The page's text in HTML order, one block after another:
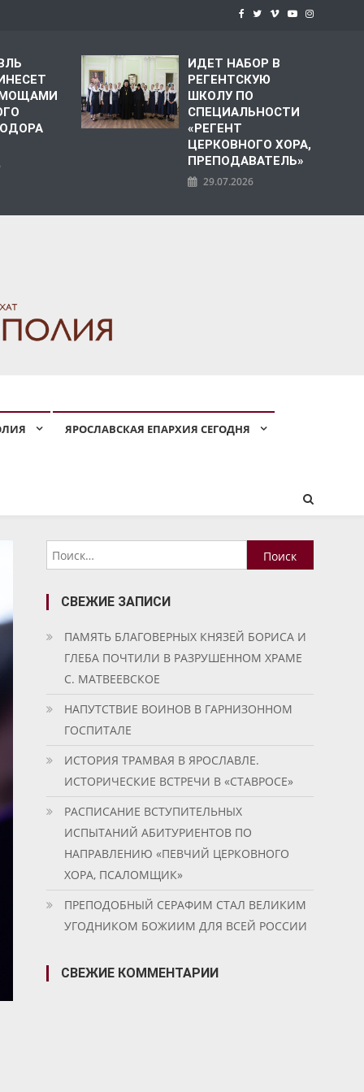
МОЩАМИ
ИДЕТ НАБОР В
РЕГЕНТСКУЮ
ШКОЛУ ПО
СПЕЦИАЛЬНОСТИ
«РЕГЕНТ
ЦЕРКОВНОГО ХОРА,
ПРЕПОДАВАТЕЛЬ»
29.07.2026
ЯРОСЛАВСКАЯ ЕПАРХИЯ СЕГОДНЯ
Найти:
СВЕЖИЕ ЗАПИСИ
ПАМЯТЬ БЛАГОВЕРНЫХ КНЯЗЕЙ БОРИСА И
ГЛЕБА ПОЧТИЛИ В РАЗРУШЕННОМ ХРАМЕ
С. МАТВЕЕВСКОЕ
НАПУТСТВИЕ ВОИНОВ В ГАРНИЗОННОМ
ГОСПИТАЛЕ
ИСТОРИЯ ТРАМВАЯ В ЯРОСЛАВЛЕ.
ИСТОРИЧЕСКИЕ ВСТРЕЧИ В «СТАВРОСЕ»
РАСПИСАНИЕ ВСТУПИТЕЛЬНЫХ
ИСПЫТАНИЙ АБИТУРИЕНТОВ ПО
НАПРАВЛЕНИЮ «ПЕВЧИЙ ЦЕРКОВНОГО
ХОРА, ПСАЛОМЩИК»
ПРЕПОДОБНЫЙ СЕРАФИМ СТАЛ ВЕЛИКИМ
УГОДНИКОМ БОЖИИМ ДЛЯ ВСЕЙ РОССИИ
СВЕЖИЕ КОММЕНТАРИИ